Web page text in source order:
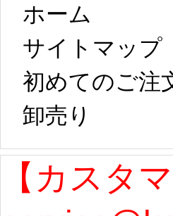
は、2月25日
コスプレ制作
発送予定とな
ます。 ...
ホーム
サイトマップ
初めてのご注
卸売り
【カスタ